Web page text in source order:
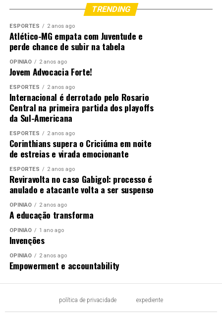
TRENDING
ESPORTES 2 anos ago
Atlético-MG empata com Juventude e
perde chance de subir na tabela
OPINIÃO 2 anos ago
Jovem Advocacia Forte!
ESPORTES 2 anos ago
Internacional é derrotado pelo Rosario
Central na primeira partida dos playoffs
da Sul-Americana
ESPORTES 2 anos ago
Corinthians supera o Criciúma em noite
de estreias e virada emocionante
ESPORTES 2 anos ago
Reviravolta no caso Gabigol: processo é
anulado e atacante volta a ser suspenso
OPINIÃO 2 anos ago
A educação transforma
OPINIÃO 1 ano ago
Invenções
OPINIÃO 2 anos ago
Empowerment e accountability
política de privacidade expediente